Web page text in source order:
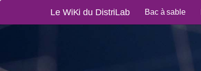
Le WiKi du DistriLab Bac à sable